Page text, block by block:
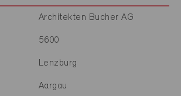
Architekten Bucher AG
5600
Lenzburg
Aargau